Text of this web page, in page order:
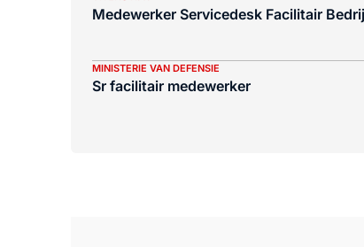
Medewerker Servicedesk Facilitair
MINISTERIE VAN DEFENSIE
Sr facilitair medewerker